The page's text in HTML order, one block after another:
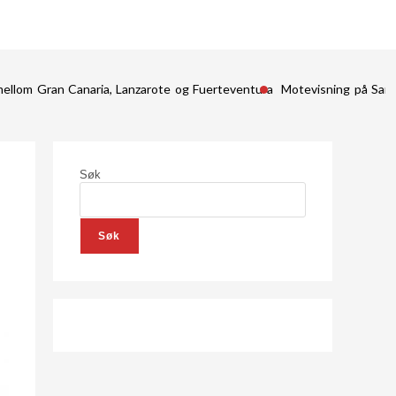
Gran Canaria, Lanzarote og Fuerteventura Motevisning på
Søk
Søk